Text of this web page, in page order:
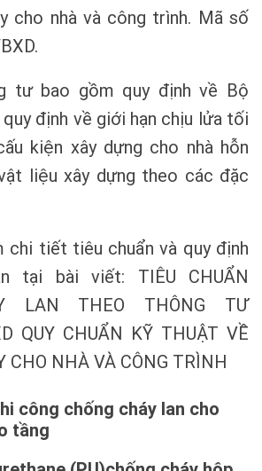
cho nhà và công trình. Mã số
tư bao gồm quy định về Bộ
quy định về giới hạn chịu lửa tối
kiện xây dựng cho nhà hỗn
liệu xây dựng theo các đặc
chi tiết tiêu chuẩn và quy định
tại bài viết: TIÊU CHUẨN
LAN THEO THÔNG TƯ
QUY CHUẨN KỸ THUẬT VỀ
CHO NHÀ VÀ CÔNG TRÌNH
công chống cháy lan cho
tầng